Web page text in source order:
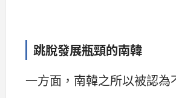
跳脫發展瓶頸的南韓
一方面，南韓之所以被認為